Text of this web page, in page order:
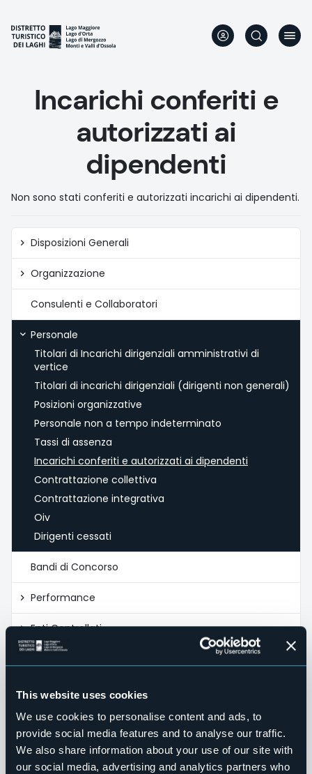
This website uses cookies
We use cookies to personalise content and ads, to
provide social media features and to analyse our traffic.
We also share information about your use of our site with
our social media, advertising and analytics partners who
main
content
Incarichi conferiti e
autorizzati ai
dipendenti
Non sono stati conferiti e autorizzati incarichi ai dipendenti.
Amministrazione
trasparente
Disposizioni Generali
Organizzazione
Consulenti e Collaboratori
Personale
Titolari di Incarichi dirigenziali amministrativi di
vertice
Titolari di incarichi dirigenziali (dirigenti non generali)
Posizioni organizzative
Personale non a tempo indeterminato
Tassi di assenza
Incarichi conferiti e autorizzati ai dipendenti
Contrattazione collettiva
Contrattazione integrativa
Oiv
Dirigenti cessati
Bandi di Concorso
Performance
Enti Controllati
Provvedimenti
Bandi di gara e contratti
Controlli sulle imprese